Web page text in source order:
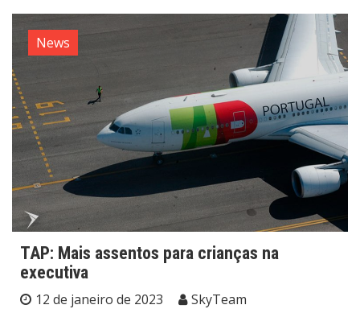
News
TAP: Mais assentos para crianças na
executiva
12 de janeiro de 2023
SkyTeam